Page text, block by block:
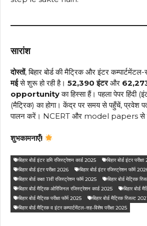
सारांश
दोस्तों, बिहार बोर्ड की मैट्रिक और इंटर
मईसे शुरू हो रही है। 52,390 इंटरऔर
opportunityका हिस्सा हैं। पहला पेपर हिंदी
(मैट्रिक) का होगा। केंद्र पर समय से पहुँचें, प्रवेश
पालन करें। NCERT और model papers से
शुभकामनाएँ!
बिहार बोर्ड इंटर डमि रजिस्ट्रेशन कार्ड 2025
बिहार बोर्ड इंटर
बिहार बोर्ड इंटर परीक्षा 2026
बिहार बोर्ड इंटर रजिस्ट्रेशन फॉर्म
बिहार बोर्ड कक्षा 11वीं रजिस्ट्रेशन फॉर्म 2025
बिहार बोर्ड मेट्रिक
बिहार बोर्ड मैट्रिक ओरिजिनल रजिस्ट्रेशन कार्ड 2025
बिहार बोर्ड
बिहार बोर्ड मैट्रिक परीक्षा फॉर्म 2025
बिहार बोर्ड मैट्रिक रिजल्ट
बिहार बोर्ड मैट्रिक व इंटर कम्पार्टमेंटल-सह-विशेष परीक्षा 2025